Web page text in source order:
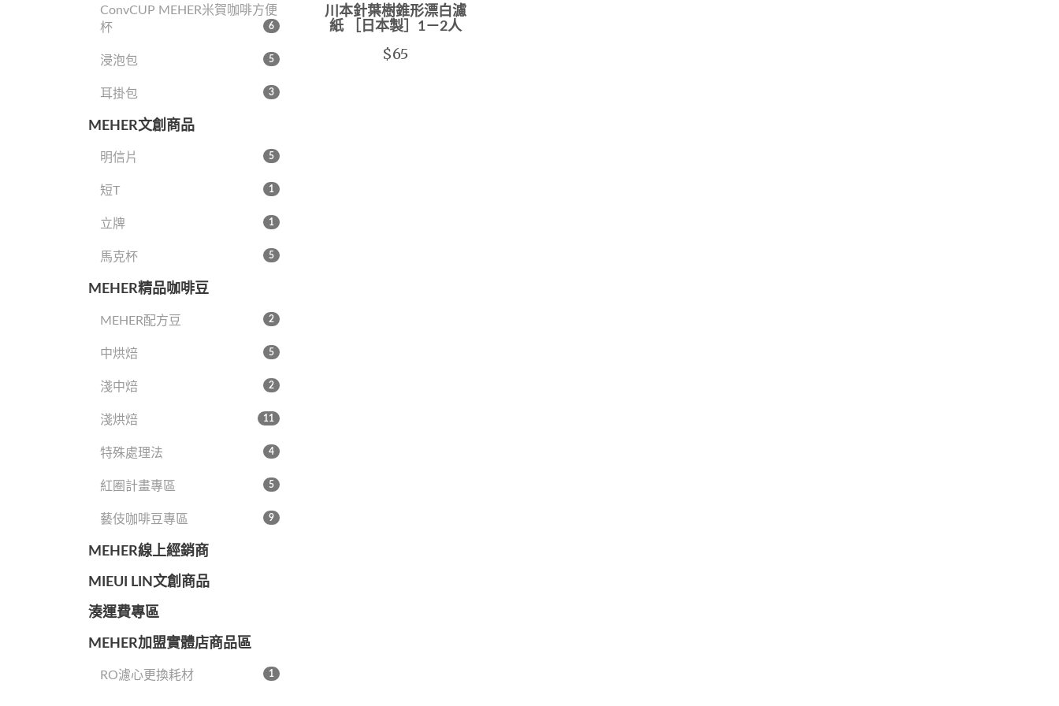
ConvCUP MEHER米賀咖啡方便
杯
6
浸泡包 5
耳掛包 3
MEHER文創商品
明信片 5
短T 1
立牌 1
馬克杯 5
MEHER精品咖啡豆
MEHER配方豆 2
中烘焙 5
淺中焙 2
淺烘焙 11
特殊處理法 4
紅圈計畫專區 5
藝伎咖啡豆專區 9
MEHER線上經銷商
MIEUI LIN文創商品
湊運費專區
MEHER加盟實體店商品區
RO濾心更換耗材 1
川本針葉樹錐形漂白濾
紙 ［日本製］1－2人
$65